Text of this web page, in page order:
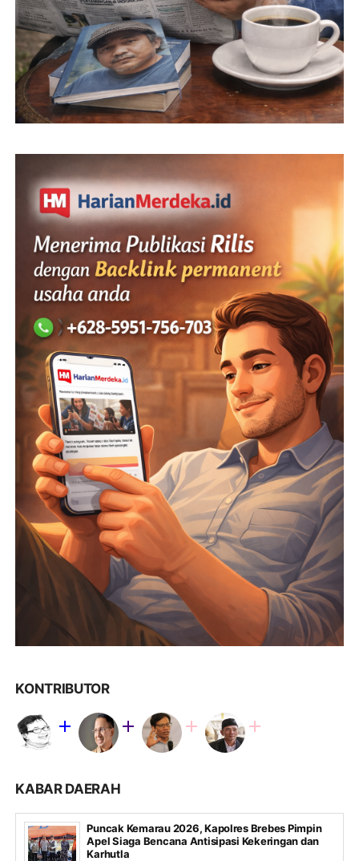
KONTRIBUTOR
KABAR DAERAH
Puncak Kemarau 2026, Kapolres Brebes Pimpin
Apel Siaga Bencana Antisipasi Kekeringan dan
Karhutla